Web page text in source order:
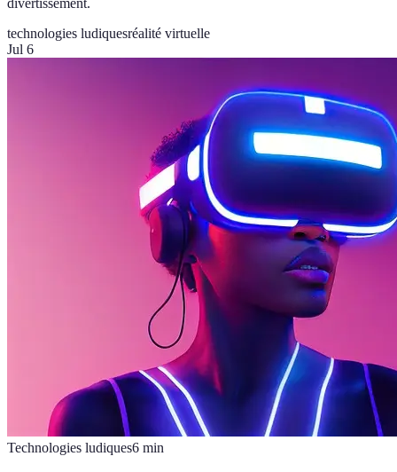
divertissement.
technologies ludiquesréalité virtuelle
Jul 6
Technologies ludiques6 min